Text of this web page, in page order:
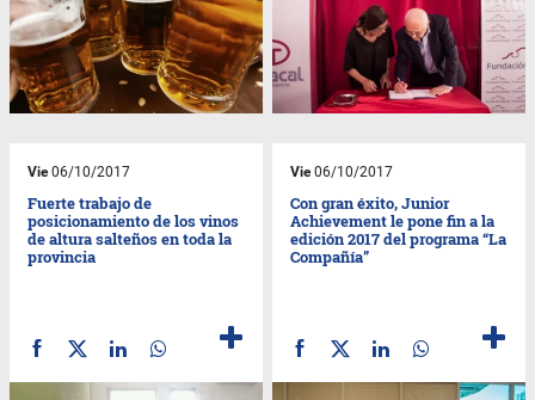
Vie06/10/2017
Fuerte trabajo de
posicionamiento de los vinos
de altura salteños en toda la
provincia
Vie06/10/2017
Con gran éxito, Junior
Achievement le pone fin a la
edición 2017 del programa “La
Compañía”